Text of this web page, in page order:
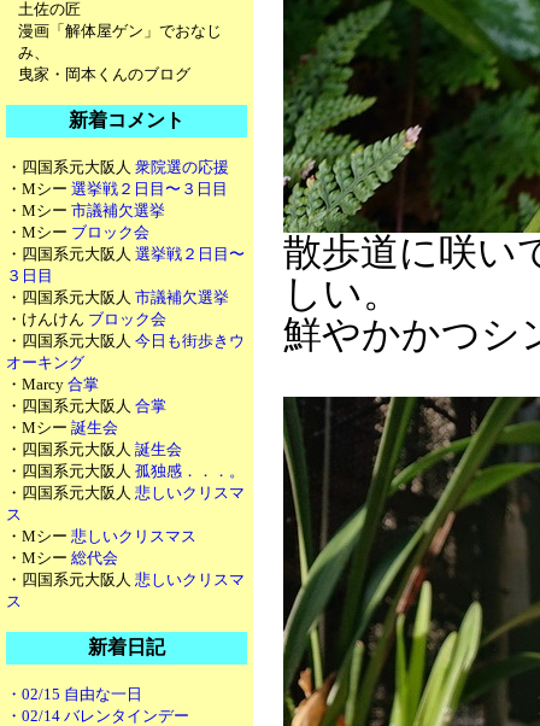
土佐の匠
漫画「解体屋ゲン」でおなじ
み、
曳家・岡本くんのブログ
新着コメント
・四国系元大阪人 衆院選の応援
・Mシー 選挙戦２日目〜３日目
・Mシー 市議補欠選挙
・Mシー ブロック会
・四国系元大阪人 選挙戦２日目〜
３日目
・四国系元大阪人 市議補欠選挙
・けんけん ブロック会
・四国系元大阪人 今日も街歩きウ
オーキング
・Marcy 合掌
・四国系元大阪人 合掌
・Mシー 誕生会
・四国系元大阪人 誕生会
・四国系元大阪人 孤独感．．．。
・四国系元大阪人 悲しいクリスマ
ス
・Mシー 悲しいクリスマス
・Mシー 総代会
・四国系元大阪人 悲しいクリスマ
ス
新着日記
・02/15 自由な一日
・02/14 バレンタインデー
散歩道に咲い
しい。
鮮やかかつシ